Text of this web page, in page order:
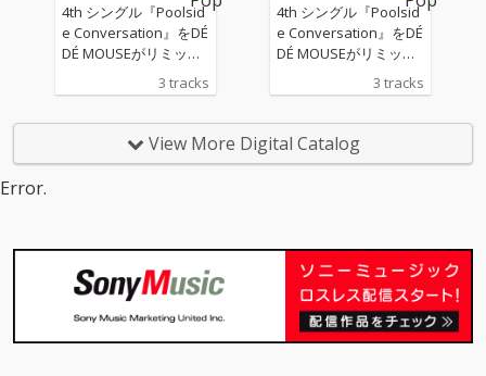
スなダークメルヘンモ
ダンバレエボカロ！
スなダークメルヘンモ
ダンバレエボカロ！
4th シングル『Poolsid
e Conversation』をDÉ
DÉ MOUSEがリミック
ックスウィング的なア
ーでスロウなイントロ
からのアッパーなテン
3 tracks
4th シングル『Poolsid
e Conversation』をDÉ
DÉ MOUSEがリミック
ックスウィング的なア
ーでスロウなイントロ
からのアッパーなテン
いる。
3 tracks
View More Digital Catalog
Error.